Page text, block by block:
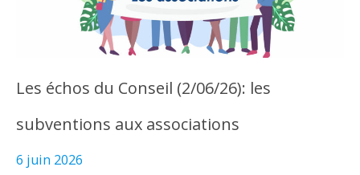
Les échos du Conseil (2/06/26): les
subventions aux associations
6 juin 2026